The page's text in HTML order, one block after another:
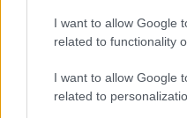
I want to allow Google
related to functionality
I want to allow Google
related to
belőlük, hiszen egy
Sokunknak vannak
ragaszkodnak ahhoz,
nézzenek meg egy-egy
kérdés, hogy akkor